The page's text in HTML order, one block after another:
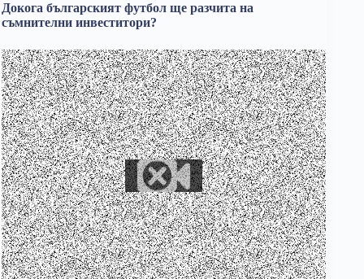
Докога българският футбол ще разчита на
съмнителни инвеститори?